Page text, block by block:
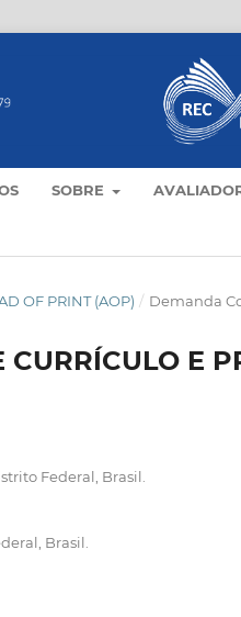
SOBRE
OF PRINT (AOP) / Demanda
CURRÍCULO E
Federal, Brasil.
Brasil.